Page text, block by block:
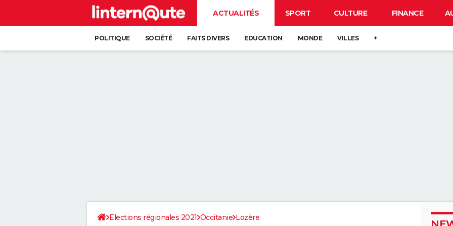
ACTUALITÉS SPORT CULTURE FINANCE
POLITIQUE SOCIÉTÉ FAITS DIVERS EDUCATION MONDE VILLES +
Elections régionales 2021 Occitanie Lozère